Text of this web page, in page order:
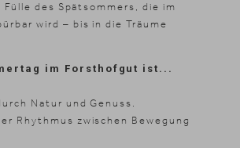
des Spätsommers, die im
wird – bis in die Träume
im Forsthofgut ist...
Natur und Genuss.
Rhythmus zwischen Bewegung